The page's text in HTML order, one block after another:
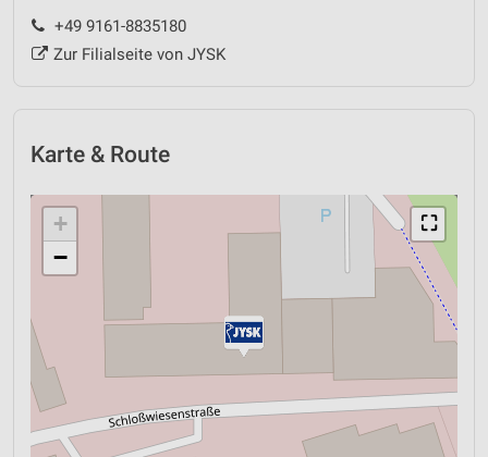
+49 9161-8835180
Zur Filialseite von JYSK
Karte & Route
⛶
+
−